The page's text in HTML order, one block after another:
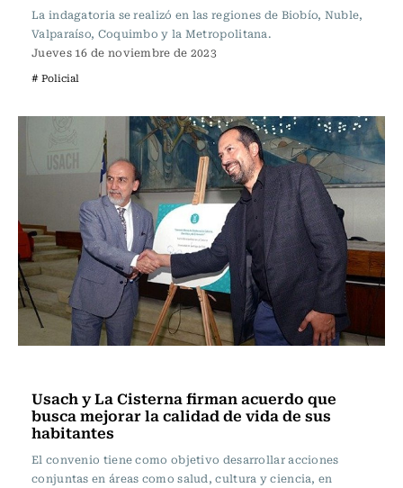
La indagatoria se realizó en las regiones de Biobío, Nuble,
Valparaíso, Coquimbo y la Metropolitana.
Jueves 16 de noviembre de 2023
# Policial
Usach y La Cisterna firman acuerdo que
busca mejorar la calidad de vida de sus
habitantes
El convenio tiene como objetivo desarrollar acciones
conjuntas en áreas como salud, cultura y ciencia, en